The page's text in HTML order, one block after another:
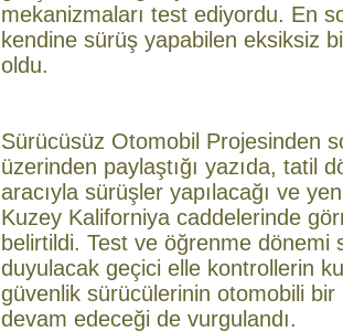
mekanizmaları test ediyordu. En
kendine sürüş yapabilen eksiksiz
oldu.
Sürücüsüz Otomobil Projesinden
üzerinden paylaştığı yazıda, tatil
aracıyla sürüşler yapılacağı ve
Kuzey Kaliforniya caddelerinde
belirtildi. Test ve öğrenme dönemi
duyulacak geçici elle kontrollerin
güvenlik sürücülerinin otomobili
devam edeceği de vurgulandı.